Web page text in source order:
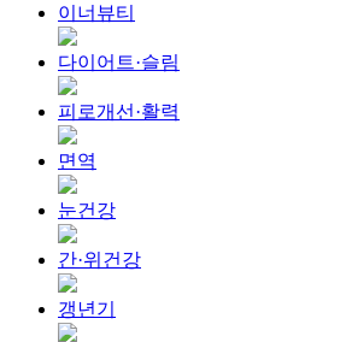
이너뷰티
다이어트·슬림
피로개선·활력
면역
눈건강
간·위건강
갱년기